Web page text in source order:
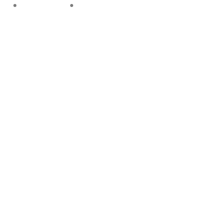
Rezepte-Archiv